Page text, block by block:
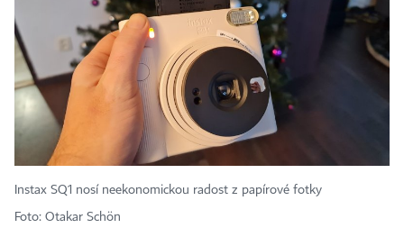
Instax SQ1 nosí neekonomickou radost z papírové fotky
Foto: Otakar Schön